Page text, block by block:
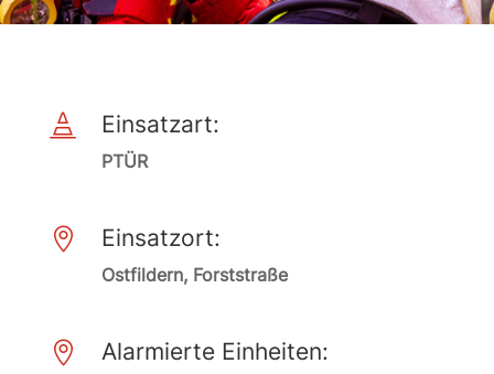
 Einsatzart:
PTÜR
 Einsatzort:
Ostfildern, Forststraße
 Alarmierte Einheiten: